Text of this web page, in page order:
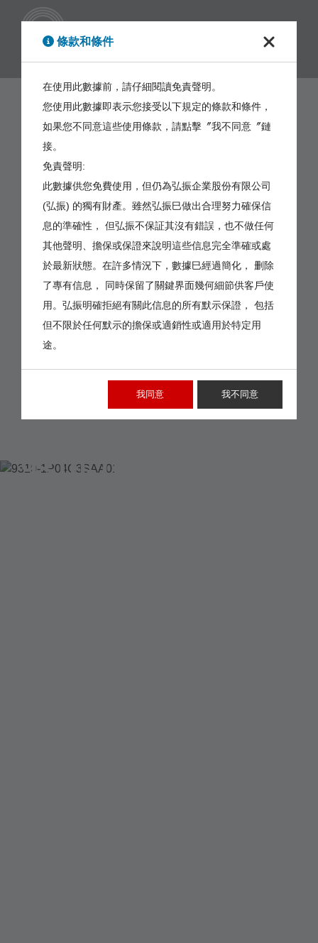
9310-1P04C3SAA01
條款和條件
在使用此數據前，請仔細閱讀免責聲明。
您使用此數據即表示您接受以下規定的條款和條件，
如果您不同意這些使用條款，請點擊〞我不同意〞鏈
接。
免責聲明:
此數據供您免費使用，但仍為弘振企業股份有限公司
(弘振) 的獨有財產。雖然弘振巳做出合理努力確保信
息的準確性， 但弘振不保証其沒有錯誤，也不做任何
其他聲明、擔保或保證來說明這些信息完全準確或處
於最新狀態。在許多情況下，數據巳經過簡化， 删除
了專有信息， 同時保留了關鍵界面幾何細節供客戶使
用。弘振明確拒絕有關此信息的所有默示保證， 包括
但不限於任何默示的擔保或適銷性或適用於特定用
途。
我同意 我不同意